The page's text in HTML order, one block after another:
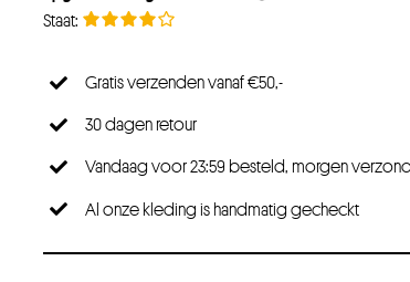
Gratis verzenden vanaf €50,-
30 dagen retour
Vandaag voor 23:59 besteld, morgen
Al onze kleding is handmatig gecheckt